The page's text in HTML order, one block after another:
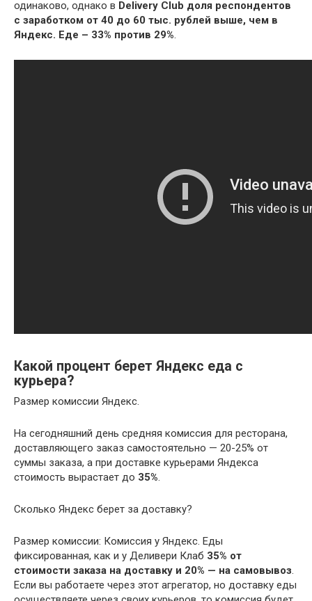
одинаково, однако в Delivery Club доля респондентов
с заработком от 40 до 60 тыс. рублей выше, чем в
Яндекс. Еде – 33% против 29%.
Какой процент берет Яндекс еда с
курьера?
Размер комиссии Яндекс.
На сегодняшний день средняя комиссия для ресторана,
доставляющего заказ самостоятельно — 20-25% от
суммы заказа, а при доставке курьерами Яндекса
стоимость вырастает до 35%.
Сколько Яндекс берет за доставку?
Размер комиссии: Комиссия у Яндекс. Еды
фиксированная, как и у Деливери Клаб 35% от
стоимости заказа на доставку и 20% — на самовывоз.
Если вы работаете через этот агрегатор, но доставку еды